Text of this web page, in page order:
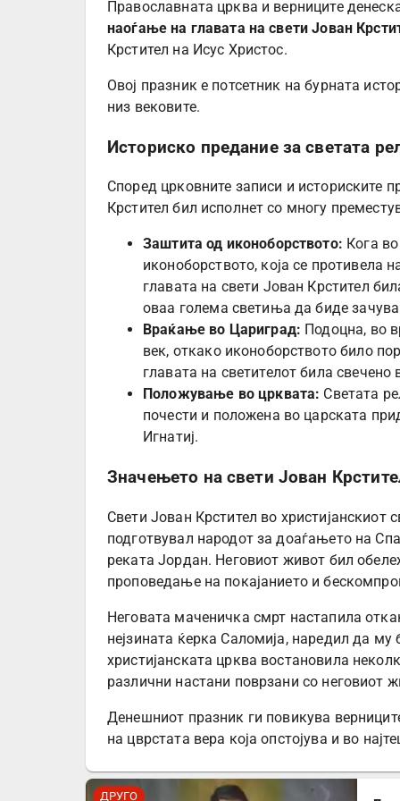
Православната црква и верниците
наоѓање на главата на свети Јован
Крстител на Исус Христос.
Овој празник е потсетник на бурната
низ вековите.
Историско предание за светата
Според црковните записи и историските
Крстител бил исполнет со многу
Заштита од иконоборството: Кога
иконоборството, која се противела
главата на свети Јован Крстител
оваа голема светиња да биде
Враќање во Цариград: Подоцна, во
век, откако иконоборството било
главата на светителот била свечено
Положување во црквата: Светата
почести и положена во царската
Игнатиј.
Значењето на свети Јован
Свети Јован Крстител во христијанскиот
подготвувал народот за доаѓањето на
реката Јордан. Неговиот живот бил
проповедање на покајанието и
Неговата маченичка смрт настапила
нејзината ќерка Саломија, наредил да
христијанската црква востановила
различни настани поврзани со неговиот
Денешниот празник ги повикува
на цврстата вера која опстојува и во
ДРУГО